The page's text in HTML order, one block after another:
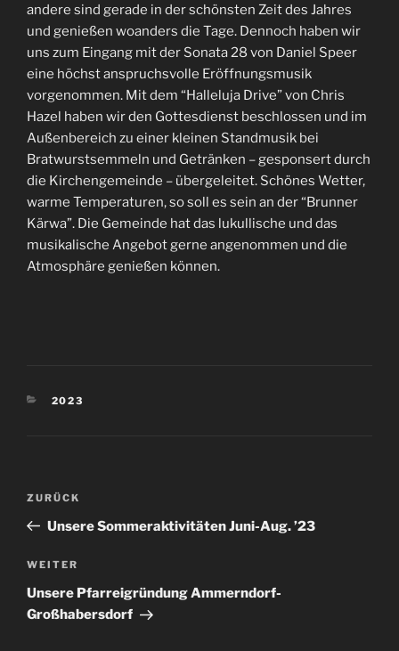
andere sind gerade in der schönsten Zeit des Jahres
und genießen woanders die Tage. Dennoch haben wir
uns zum Eingang mit der Sonata 28 von Daniel Speer
eine höchst anspruchsvolle Eröffnungsmusik
vorgenommen. Mit dem “Halleluja Drive” von Chris
Hazel haben wir den Gottesdienst beschlossen und im
Außenbereich zu einer kleinen Standmusik bei
Bratwurstsemmeln und Getränken – gesponsert durch
die Kirchengemeinde – übergeleitet. Schönes Wetter,
warme Temperaturen, so soll es sein an der “Brunner
Kärwa”. Die Gemeinde hat das lukullische und das
musikalische Angebot gerne angenommen und die
Atmosphäre genießen können.
KATEGORIEN
2023
Beitragsnavigation
Vorheriger
Beitrag
ZURÜCK
Unsere Sommeraktivitäten Juni-Aug. ’23
Nächster
Beitrag
WEITER
Unsere Pfarreigründung Ammerndorf-
Großhabersdorf